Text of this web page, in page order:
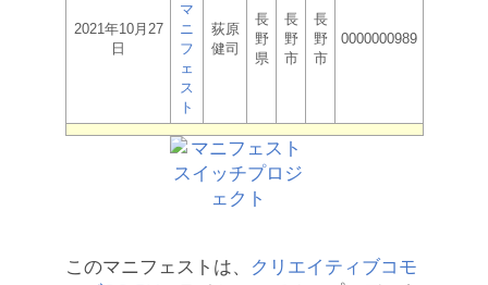
2021年10月27
日
マ
ニ
フ
ェ
ス
ト
荻原
健司
長
野
県
長
野
市
長
野
市
0000000989
このマニフェストは、
クリエイティブコモ